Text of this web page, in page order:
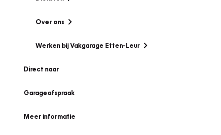
Over ons
Werken bij Vakgarage Etten-Leur
Direct naar
Garageafspraak
Meer informatie